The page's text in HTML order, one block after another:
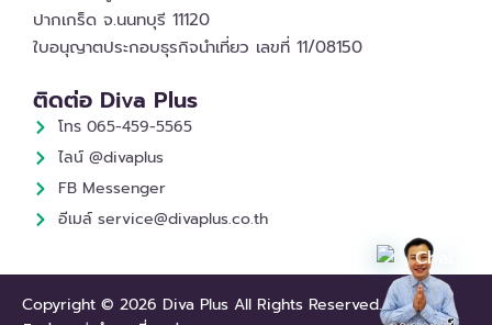
ปากเกร็ด จ.นนทบุรี 11120
ใบอนุญาตประกอบธุรกิจนำเที่ยว เลขที่ 11/08150
ติดต่อ Diva Plus
โทร 065-459-5565
ไลน์ @divaplus
FB Messenger
อีเมล์ service@divaplus.co.th
Copyright © 2026 Diva Plus All Rights Reserved.